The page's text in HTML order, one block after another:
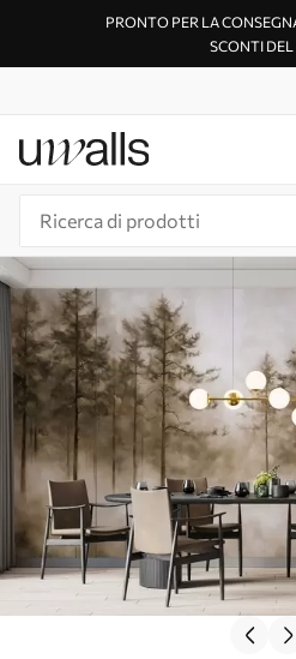
PRONTO PER LA
SCONTI